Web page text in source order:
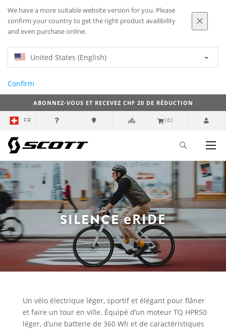
We have a more suitable website version for you. Please
confirm your country to get the right product availibility
and even purchase online.
United States (English)
Confirm
ABONNEZ-VOUS ET RECEVEZ CHF 20 DE RÉDUCTION
FR (0)
SILENCEeRIDE
Un vélo électrique léger, sportif et élégant pour flâner
et faire un tour en ville. Équipé d’un moteur TQ HPR50
léger, d’une batterie de 360 Wh et de caractéristiques